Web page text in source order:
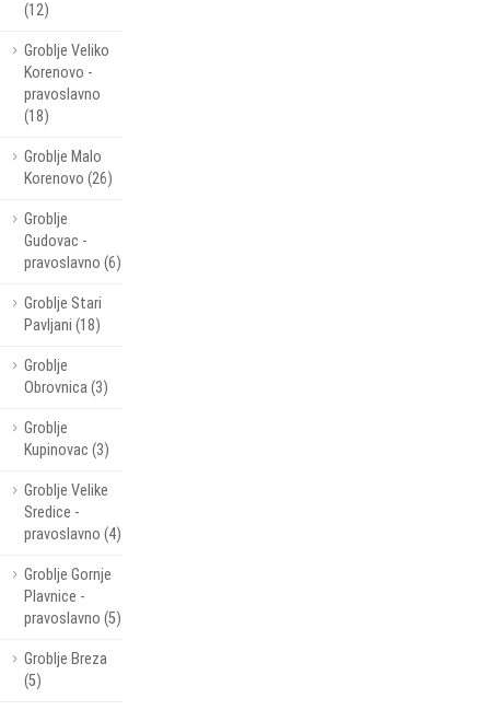
(12)
Groblje Veliko
Korenovo -
pravoslavno
(18)
Groblje Malo
Korenovo (26)
Groblje
Gudovac -
pravoslavno (6)
Groblje Stari
Pavljani (18)
Groblje
Obrovnica (3)
Groblje
Kupinovac (3)
Groblje Velike
Sredice -
pravoslavno (4)
Groblje Gornje
Plavnice -
pravoslavno (5)
Groblje Breza
(5)